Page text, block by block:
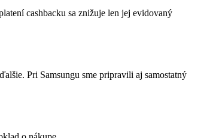
cashbacku sa znižuje len jej evidovaný
Pri Samsungu sme pripravili aj samostatný